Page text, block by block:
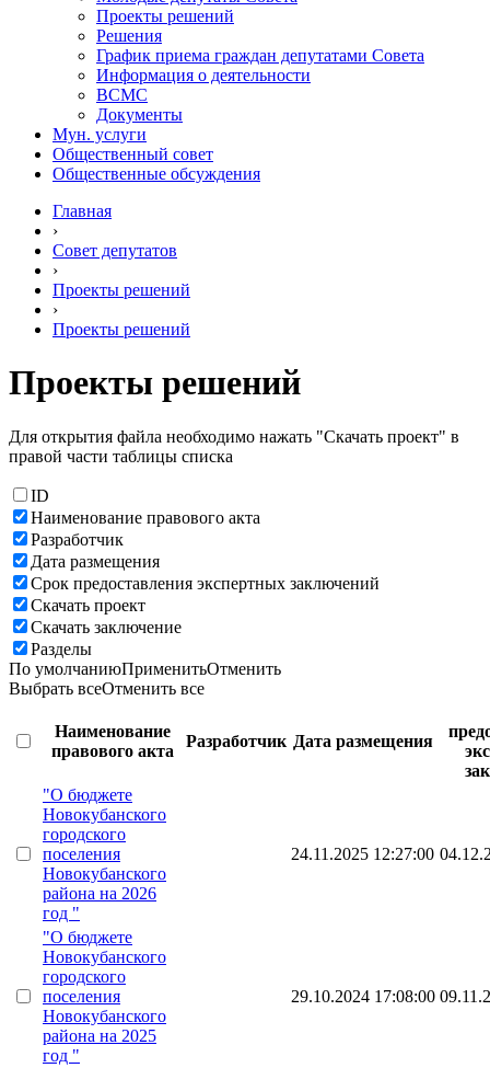
Проекты решений
Решения
График приема граждан депутатами Совета
Информация о деятельности
ВСМС
Документы
Мун. услуги
Общественный совет
Общественные обсуждения
Главная
›
Совет депутатов
›
Проекты решений
›
Проекты решений
Проекты решений
Для открытия файла необходимо нажать "Скачать проект" в
правой части таблицы списка
ID
Наименование правового акта
Разработчик
Дата размещения
Срок предоставления экспертных заключений
Скачать проект
Скачать заключение
Разделы
По умолчаниюПрименитьОтменить
Выбрать всеОтменить все
Наименование
правового акта
Разработчик Дата размещения
"О бюджете
Новокубанского
городского
поселения
Новокубанского
района на 2026
год "
24.11.2025 12:27:00
"О бюджете
Новокубанского
городского
поселения
Новокубанского
района на 2025
год "
29.10.2024 17:08:00